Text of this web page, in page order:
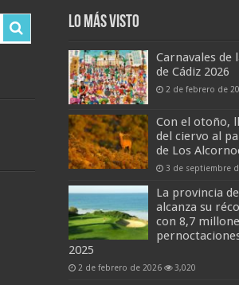
Lo más visto
Carnavales de
de Cádiz 2026
2 de febrero de
Con el otoño,
del ciervo al
de Los
3 de septiembre
La provincia
alcanza su
con 8,7
2025
2 de febrero de 2026 3,020